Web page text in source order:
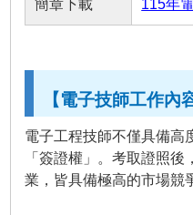
簡章下載 115年
【電子技師工作內
電子工程技師不僅具備高
「簽證權」。考取證照
業，皆具備極高的市場競